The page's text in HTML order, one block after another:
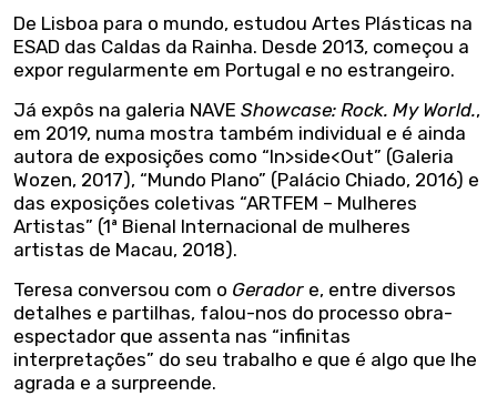
De Lisboa para o mundo, estudou Artes Plásticas na
ESAD das Caldas da Rainha. Desde 2013, começou a
expor regularmente em Portugal e no estrangeiro.
Já expôs na galeria NAVE Showcase: Rock. My World.,
em 2019, numa mostra também individual e é ainda
autora de exposições como “In>side<Out” (Galeria
Wozen, 2017), “Mundo Plano” (Palácio Chiado, 2016) e
das exposições coletivas “ARTFEM – Mulheres
Artistas” (1ª Bienal Internacional de mulheres
artistas de Macau, 2018).
Teresa conversou com o Gerador e, entre diversos
detalhes e partilhas, falou-nos do processo obra-
espectador que assenta nas “infinitas
interpretações” do seu trabalho e que é algo que lhe
agrada e a surpreende.